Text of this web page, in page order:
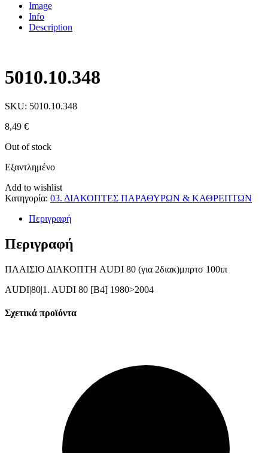
Image
Info
Description
5010.10.348
SKU: 5010.10.348
8,49 €
Out of stock
Εξαντλημένο
Add to wishlist
Κατηγορία: 03. ΔΙΑΚΟΠΤΕΣ ΠΑΡΑΘΥΡΩΝ & ΚΑΘΡΕΠΤΩΝ
Περιγραφή
Περιγραφή
ΠΛΑΙΣΙΟ ΔΙΑΚΟΠΤΗ AUDI 80 (για 2διακ)μπρτσ 100ιπ
AUDI|80|1. AUDI 80 [B4] 1980>2004
Σχετικά προϊόντα